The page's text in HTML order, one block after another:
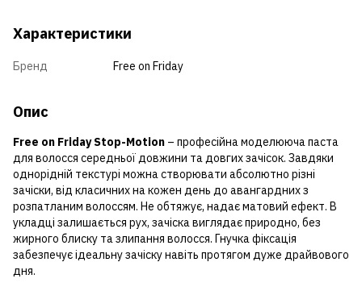
Характеристики
Бренд Free on Friday
Опис
Free on Friday Stop-Motion – професійна моделююча паста
для волосся середньої довжини та довгих зачісок. Завдяки
однорідній текстурі можна створювати абсолютно різні
зачіски, від класичних на кожен день до авангардних з
розпатланим волоссям. Не обтяжує, надає матовий ефект. В
укладці залишається рух, зачіска виглядає природно, без
жирного блиску та злипання волосся. Гнучка фіксація
забезпечує ідеальну зачіску навіть протягом дуже драйвового
дня.